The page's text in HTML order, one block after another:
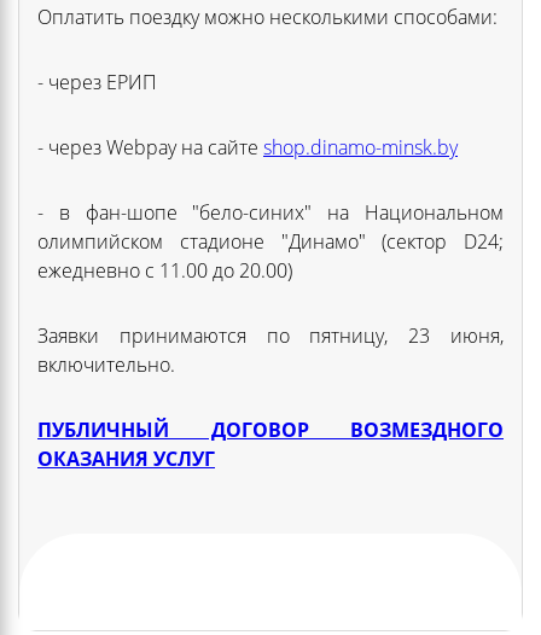
Оплатить поездку можно несколькими способами:
- через ЕРИП
- через Webpay на сайте shop.dinamo-minsk.by
- в фан-шопе "бело-синих" на Национальном
олимпийском стадионе "Динамо" (сектор D24;
ежедневно с 11.00 до 20.00)
Заявки принимаются по пятницу, 23 июня,
включительно.
ПУБЛИЧНЫЙ ДОГОВОР ВОЗМЕЗДНОГО
ОКАЗАНИЯ УСЛУГ